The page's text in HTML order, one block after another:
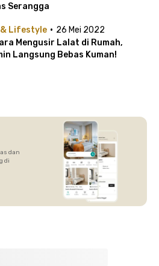
Serangga
Lifestyle · 26 Mei 2022
Mengusir Lalat di Rumah,
Langsung Bebas Kuman!
dan
di